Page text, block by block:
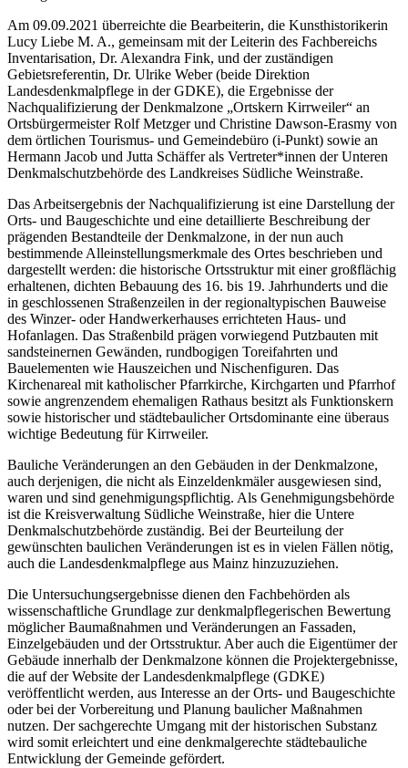
Am 09.09.2021 überreichte die Bearbeiterin, die Kunsthistorikerin
Lucy Liebe M. A., gemeinsam mit der Leiterin des Fachbereichs
Inventarisation, Dr. Alexandra Fink, und der zuständigen
Gebietsreferentin, Dr. Ulrike Weber (beide Direktion
Landesdenkmalpflege in der GDKE), die Ergebnisse der
Nachqualifizierung der Denkmalzone „Ortskern Kirrweiler“ an
Ortsbürgermeister Rolf Metzger und Christine Dawson-Erasmy von
dem örtlichen Tourismus- und Gemeindebüro (i-Punkt) sowie an
Hermann Jacob und Jutta Schäffer als Vertreter*innen der Unteren
Denkmalschutzbehörde des Landkreises Südliche Weinstraße.
Das Arbeitsergebnis der Nachqualifizierung ist eine Darstellung der
Orts- und Baugeschichte und eine detaillierte Beschreibung der
prägenden Bestandteile der Denkmalzone, in der nun auch
bestimmende Alleinstellungsmerkmale des Ortes beschrieben und
dargestellt werden: die historische Ortsstruktur mit einer großflächig
erhaltenen, dichten Bebauung des 16. bis 19. Jahrhunderts und die
in geschlossenen Straßenzeilen in der regionaltypischen Bauweise
des Winzer- oder Handwerkerhauses errichteten Haus- und
Hofanlagen. Das Straßenbild prägen vorwiegend Putzbauten mit
sandsteinernen Gewänden, rundbogigen Toreifahrten und
Bauelementen wie Hauszeichen und Nischenfiguren. Das
Kirchenareal mit katholischer Pfarrkirche, Kirchgarten und Pfarrhof
sowie angrenzendem ehemaligen Rathaus besitzt als Funktionskern
sowie historischer und städtebaulicher Ortsdominante eine überaus
wichtige Bedeutung für Kirrweiler.
Bauliche Veränderungen an den Gebäuden in der Denkmalzone,
auch derjenigen, die nicht als Einzeldenkmäler ausgewiesen sind,
waren und sind genehmigungspflichtig. Als Genehmigungsbehörde
ist die Kreisverwaltung Südliche Weinstraße, hier die Untere
Denkmalschutzbehörde zuständig. Bei der Beurteilung der
gewünschten baulichen Veränderungen ist es in vielen Fällen nötig,
auch die Landesdenkmalpflege aus Mainz hinzuzuziehen.
Die Untersuchungsergebnisse dienen den Fachbehörden als
wissenschaftliche Grundlage zur denkmalpflegerischen Bewertung
möglicher Baumaßnahmen und Veränderungen an Fassaden,
Einzelgebäuden und der Ortsstruktur. Aber auch die Eigentümer der
Gebäude innerhalb der Denkmalzone können die Projektergebnisse,
die auf der Website der Landesdenkmalpflege (GDKE)
veröffentlicht werden, aus Interesse an der Orts- und Baugeschichte
oder bei der Vorbereitung und Planung baulicher Maßnahmen
nutzen. Der sachgerechte Umgang mit der historischen Substanz
wird somit erleichtert und eine denkmalgerechte städtebauliche
Entwicklung der Gemeinde gefördert.